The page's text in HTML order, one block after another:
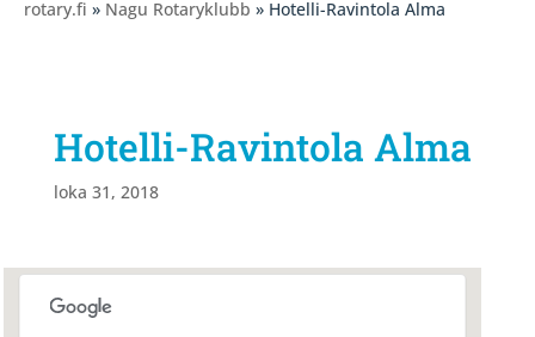
rotary.fi » Nagu Rotaryklubb » Hotelli-Ravintola Alma
Hotelli-Ravintola Alma
loka 31, 2018